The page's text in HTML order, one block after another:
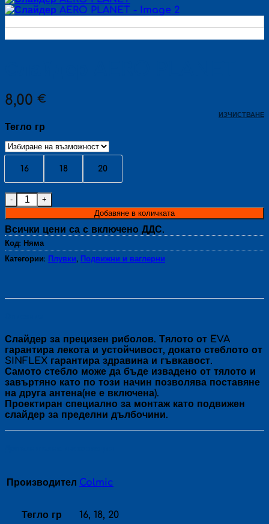
8,00 €
Тегло гр
16 18 20
ИЗЧИСТВАНЕ
количество за Слайдер AERO PLANET
Добавяне в количката
Всички цени са с включено ДДС.
Код: Няма
Категории: Плувки, Подвижни и ваглерни
Слайдер за прецизен риболов. Тялото от EVA
гарантира лекота и устойчивост, докато стеблото от
SINFLEX гарантира здравина и гъвкавост.
Самото стебло може да бъде извадено от тялото и
завъртяно като по този начин позволява поставяне
на друга антена(не е включена).
Проектиран специално за монтаж като подвижен
слайдер за пределни дълбочини.
Производител Colmic
Тегло гр 16, 18, 20